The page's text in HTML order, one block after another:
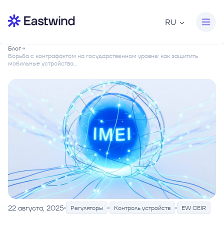
RU
Блог
Борьба с контрафактом на государственном уровне: как защитить
мобильные устройства...
22 августа, 2025 Регуляторы Контроль устройств EW CEIR